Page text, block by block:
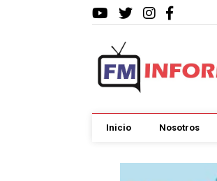
Inicio Nosotros